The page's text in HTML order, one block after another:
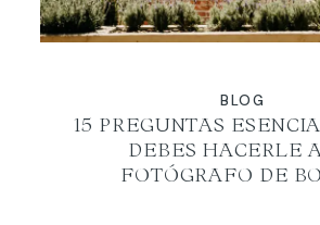
BLOG
15 PREGUNTAS
DEBES HACERLE
FOTÓGRAFO DE